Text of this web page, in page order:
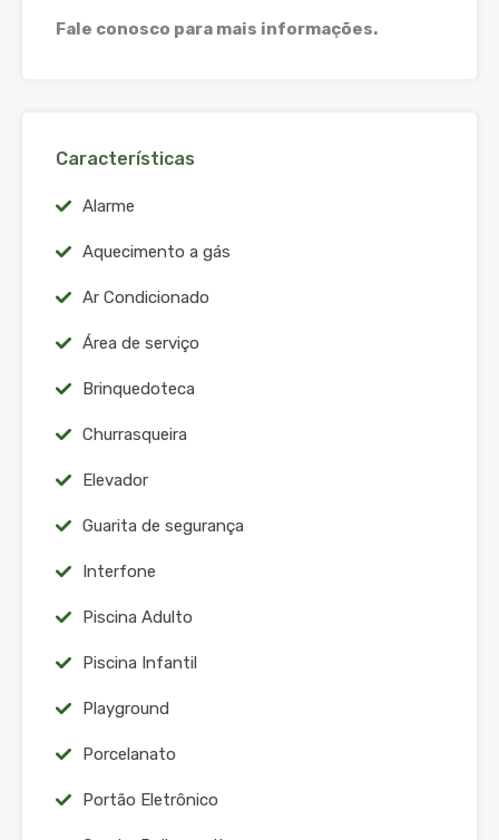
Fale conosco para mais informações.
Características
Alarme
Aquecimento a gás
Ar Condicionado
Área de serviço
Brinquedoteca
Churrasqueira
Elevador
Guarita de segurança
Interfone
Piscina Adulto
Piscina Infantil
Playground
Porcelanato
Portão Eletrônico